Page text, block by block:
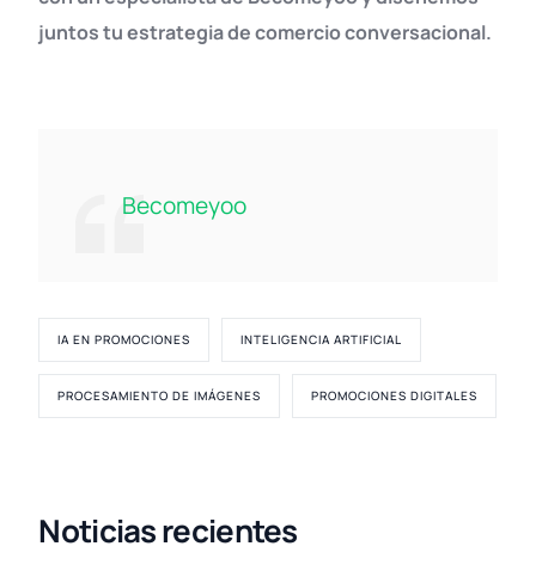
juntos tu estrategia de comercio conversacional.
Becomeyoo
IA EN PROMOCIONES INTELIGENCIA ARTIFICIAL
PROCESAMIENTO DE IMÁGENES PROMOCIONES DIGITALES
Noticias recientes